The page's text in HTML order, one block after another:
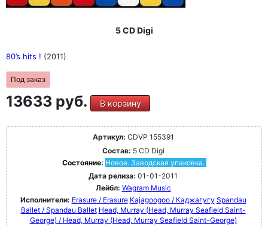
5 CD Digi
80’s hits ! (2011)
Под заказ
13633 руб. В корзину
Артикул: CDVP 155391
Состав: 5 CD Digi
Состояние: Новое. Заводская упаковка.
Дата релиза: 01-01-2011
Лейбл: Wagram Music
Исполнители: Erasure / Erasure Kajagoogoo / Каджагугу Spandau
Ballet / Spandau Ballet Head, Murray (Head, Murray Seafield Saint-
George) / Head, Murray (Head, Murray Seafield Saint-George)